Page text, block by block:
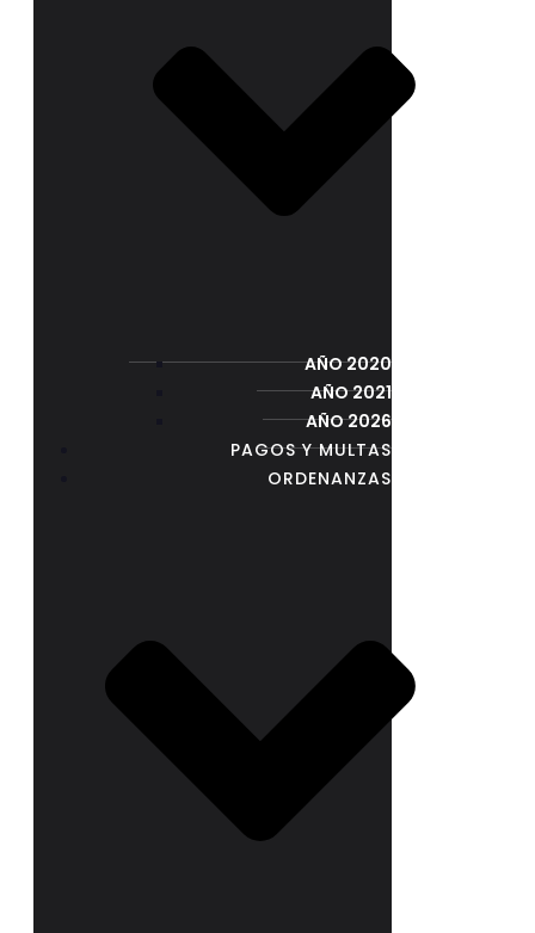
AÑO 2020
AÑO 2021
AÑO 2026
PAGOS Y MULTAS
ORDENANZAS